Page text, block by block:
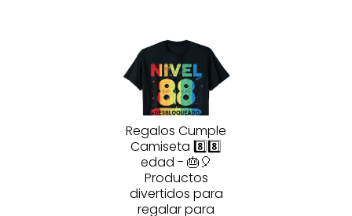
Regalos Cumple
Camiseta 8️⃣8️⃣
edad - 🎂🎈
Productos
divertidos para
regalar para